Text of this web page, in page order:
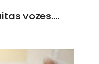
vozes.…